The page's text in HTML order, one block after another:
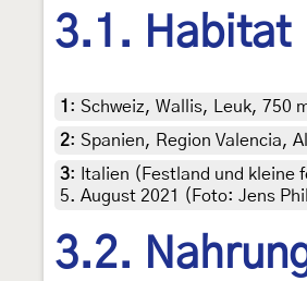
3.1. Habitat
1 : Schweiz, Wallis, Leuk, 750
2: Spanien, Region Valencia,
3:
Italien (Festland und kleine
5. August 2021 (Foto: Jens
3.2.